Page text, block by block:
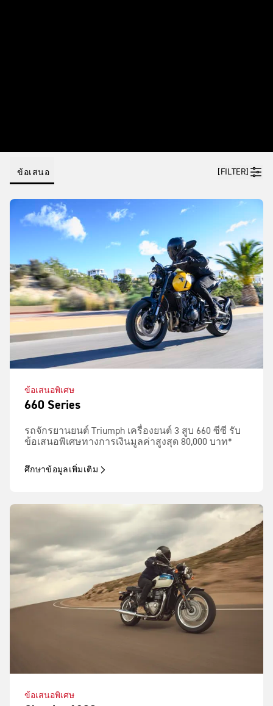
ข้อเสนอ [FILTER]
ข้อเสนอพิเศษ
660 Series
รถจักรยานยนต์ Triumph เครื่องยนต์ 3 สูบ 660 ซีซี รับ
ข้อเสนอพิเศษทางการเงินมูลค่าสูงสุด 80,000 บาท*
ศึกษาข้อมูลเพิ่มเติม
ข้อเสนอพิเศษ